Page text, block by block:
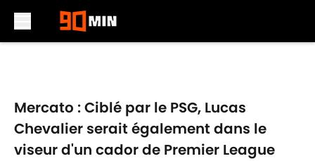
Mercato : Ciblé par le PSG, Lucas
Chevalier serait également dans le
viseur d'un cador de Premier League